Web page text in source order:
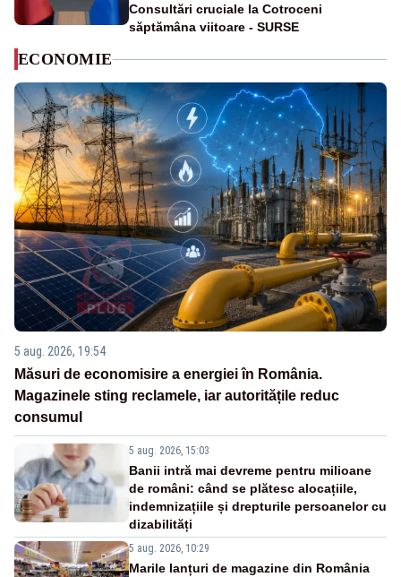
Consultări cruciale la Cotroceni
săptămâna viitoare - SURSE
ECONOMIE
5 aug. 2026, 19:54
Măsuri de economisire a energiei în România.
Magazinele sting reclamele, iar autoritățile reduc
consumul
5 aug. 2026, 15:03
Banii intră mai devreme pentru milioane
de români: când se plătesc alocațiile,
indemnizațiile și drepturile persoanelor cu
dizabilități
5 aug. 2026, 10:29
Marile lanțuri de magazine din România